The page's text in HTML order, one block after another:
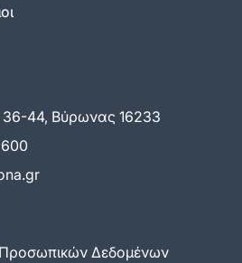
36-44, Βύρωνας 16233
Προσωπικών Δεδομένων